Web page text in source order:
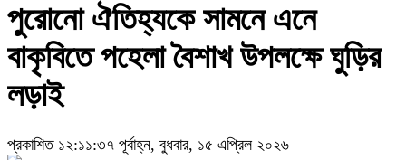
পুরোনো ঐতিহ্যকে সামনে এনে
বাকৃবিতে পহেলা বৈশাখ উপলক্ষে ঘুড়ির
লড়াই
প্রকাশিত ১২:১১:৩৭ পূর্বাহ্ন, বুধবার, ১৫ এপ্রিল ২০২৬